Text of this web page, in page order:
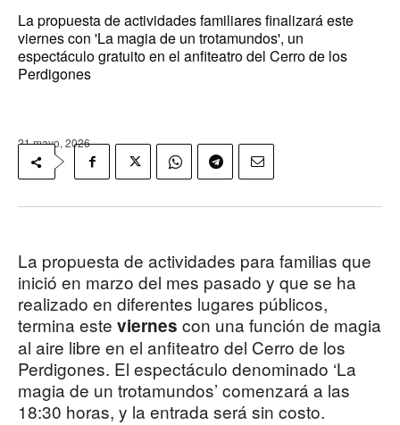
La propuesta de actividades familiares finalizará este
viernes con 'La magia de un trotamundos', un
espectáculo gratuito en el anfiteatro del Cerro de los
Perdigones
21 mayo, 2026
La propuesta de actividades para familias que
inició en marzo del mes pasado y que se ha
realizado en diferentes lugares públicos,
termina este viernes con una función de magia
al aire libre en el anfiteatro del Cerro de los
Perdigones. El espectáculo denominado ‘La
magia de un trotamundos’ comenzará a las
18:30 horas, y la entrada será sin costo.